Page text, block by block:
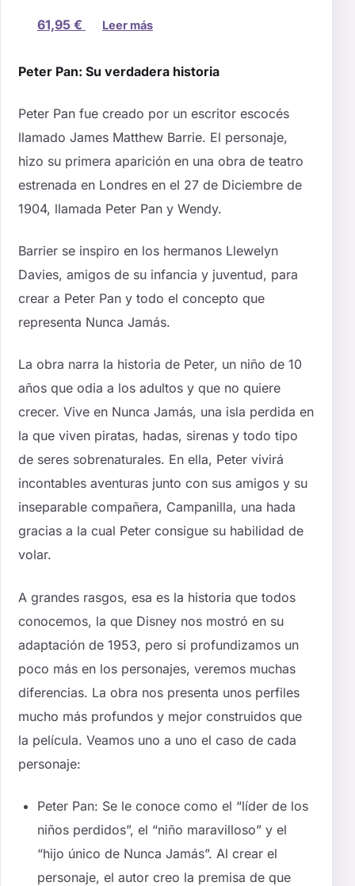
61,95 € Leer más
Peter Pan: Su verdadera historia
Peter Pan fue creado por un escritor escocés
llamado James Matthew Barrie. El personaje,
hizo su primera aparición en una obra de teatro
estrenada en Londres en el 27 de Diciembre de
1904, llamada Peter Pan y Wendy.
Barrier se inspiro en los hermanos Llewelyn
Davies, amigos de su infancia y juventud, para
crear a Peter Pan y todo el concepto que
representa Nunca Jamás.
La obra narra la historia de Peter, un niño de 10
años que odia a los adultos y que no quiere
crecer. Vive en Nunca Jamás, una isla perdida en
la que viven piratas, hadas, sirenas y todo tipo
de seres sobrenaturales. En ella, Peter vivirá
incontables aventuras junto con sus amigos y su
inseparable compañera, Campanilla, una hada
gracias a la cual Peter consigue su habilidad de
volar.
A grandes rasgos, esa es la historia que todos
conocemos, la que Disney nos mostró en su
adaptación de 1953, pero si profundizamos un
poco más en los personajes, veremos muchas
diferencias. La obra nos presenta unos perfiles
mucho más profundos y mejor construidos que
la película. Veamos uno a uno el caso de cada
personaje:
Peter Pan: Se le conoce como el “líder de los
niños perdidos”, el “niño maravilloso” y el
“hijo único de Nunca Jamás”. Al crear el
personaje, el autor creo la premisa de que